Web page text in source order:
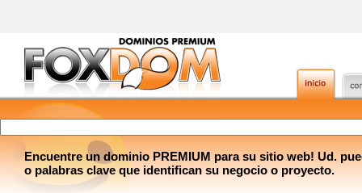
Encuentre un dominio PREMIUM para su sitio web! Ud.
o palabras clave que identifican su negocio o proyecto.